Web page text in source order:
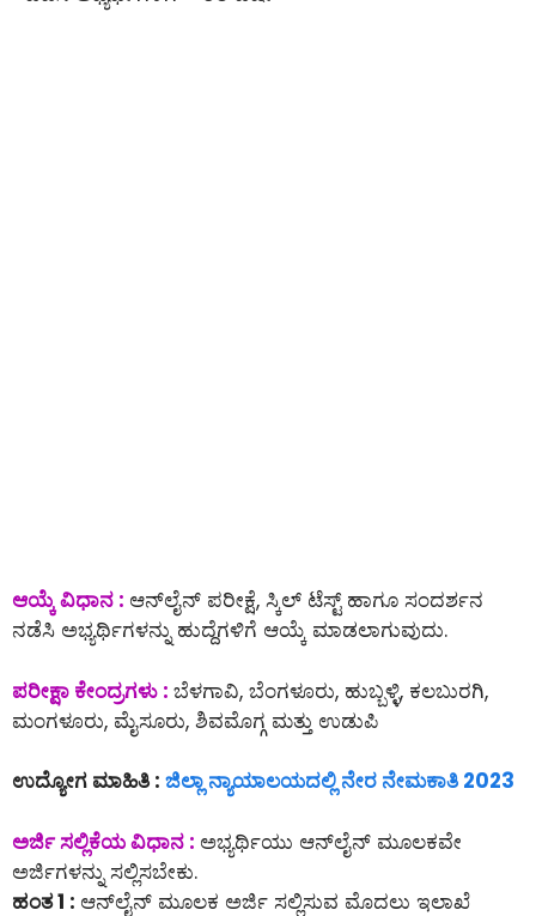
ಆಯ್ಕೆ ವಿಧಾನ : ಆನ್‌ಲೈನ್‌ ಪರೀಕ್ಷೆ, ಸ್ಕಿಲ್ ಟೆಸ್ಟ್ ಹಾಗೂ ಸಂದರ್ಶನ
ನಡೆಸಿ ಅಭ್ಯರ್ಥಿಗಳನ್ನು ಹುದ್ದೆಗಳಿಗೆ ಆಯ್ಕೆ ಮಾಡಲಾಗುವುದು.
ಪರೀಕ್ಷಾ ಕೇಂದ್ರಗಳು : ಬೆಳಗಾವಿ, ಬೆಂಗಳೂರು, ಹುಬ್ಬಳ್ಳಿ, ಕಲಬುರಗಿ,
ಮಂಗಳೂರು, ಮೈಸೂರು, ಶಿವಮೊಗ್ಗ ಮತ್ತು ಉಡುಪಿ
ಉದ್ಯೋಗ ಮಾಹಿತಿ : ಜಿಲ್ಲಾ ನ್ಯಾಯಾಲಯದಲ್ಲಿ ನೇರ ನೇಮಕಾತಿ 2023
ಅರ್ಜಿ ಸಲ್ಲಿಕೆಯ ವಿಧಾನ : ಅಭ್ಯರ್ಥಿಯು ಆನ್‌ಲೈನ್‌ ಮೂಲಕವೇ
ಅರ್ಜಿಗಳನ್ನು ಸಲ್ಲಿಸಬೇಕು.
ಹಂತ 1 : ಆನ್‌ಲೈನ್‌ ಮೂಲಕ ಅರ್ಜಿ ಸಲ್ಲಿಸುವ ಮೊದಲು ಇಲಾಖೆ